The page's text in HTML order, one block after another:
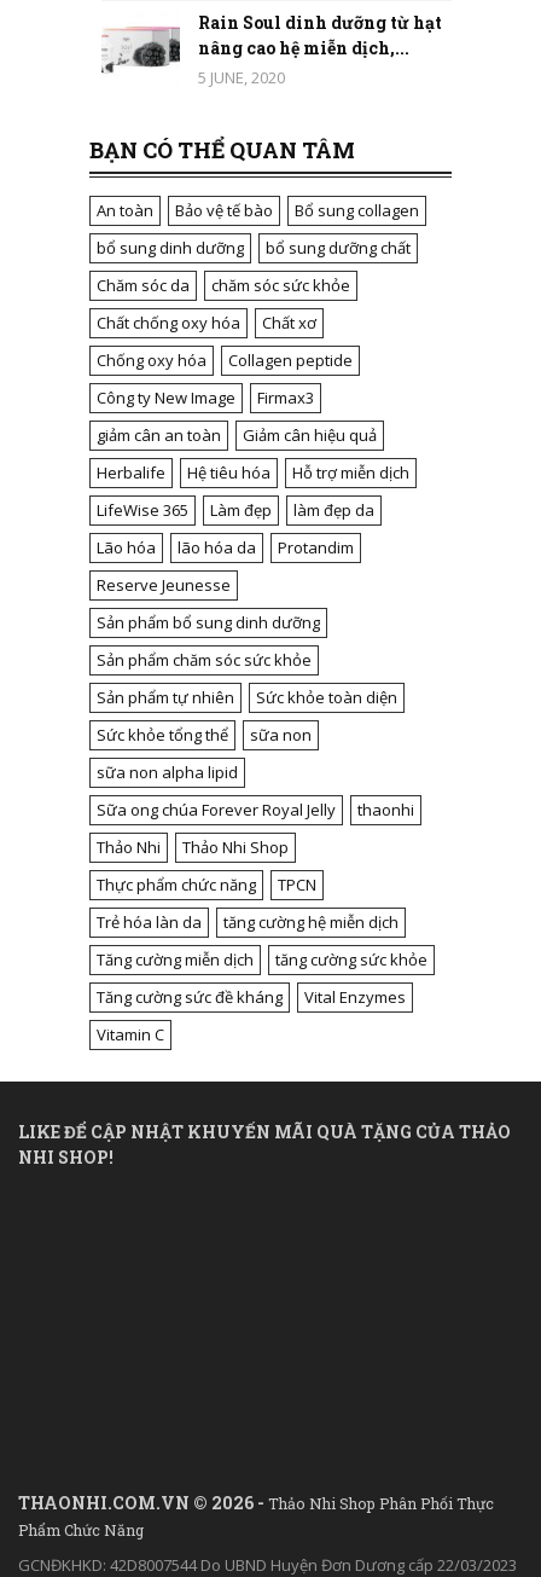
Rain Soul dinh dưỡng từ hạt
nâng cao hệ miễn dịch,...
5 JUNE, 2020
BẠN CÓ THỂ QUAN TÂM
An toàn Bảo vệ tế bào
Bổ sung collagen
bổ sung dinh dưỡng
bổ sung dưỡng chất
Chăm sóc da
chăm sóc sức khỏe
Chất chống oxy hóa
Chất xơ
Chống oxy hóa
Collagen peptide
Công ty New Image
Firmax3
giảm cân an toàn
Giảm cân hiệu quả
Herbalife
Hệ tiêu hóa
Hỗ trợ miễn dịch
LifeWise 365
Làm đẹp
làm đẹp da
Lão hóa
lão hóa da
Protandim
Reserve Jeunesse
Sản phẩm bổ sung dinh dưỡng
Sản phẩm chăm sóc sức khỏe
Sản phẩm tự nhiên
Sức khỏe toàn diện
Sức khỏe tổng thể
sữa non
sữa non alpha lipid
Sữa ong chúa Forever Royal Jelly
thaonhi
Thảo Nhi
Thảo Nhi Shop
Thực phẩm chức năng
TPCN
Trẻ hóa làn da
tăng cường hệ miễn dịch
Tăng cường miễn dịch
tăng cường sức khỏe
Tăng cường sức đề kháng
Vital Enzymes
Vitamin C
LIKE ĐỂ CẬP NHẬT KHUYẾN MÃI QUÀ TẶNG CỦA THẢO
NHI SHOP!
THAONHI.COM.VN © 2026 - Thảo Nhi Shop Phân Phối Thực
Phẩm Chức Năng
GCNĐKHKD: 42D8007544 Do UBND Huyện Đơn Dương cấp 22/03/2023